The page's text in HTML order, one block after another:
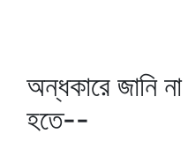
অন্ধকারে জানি
হতে--